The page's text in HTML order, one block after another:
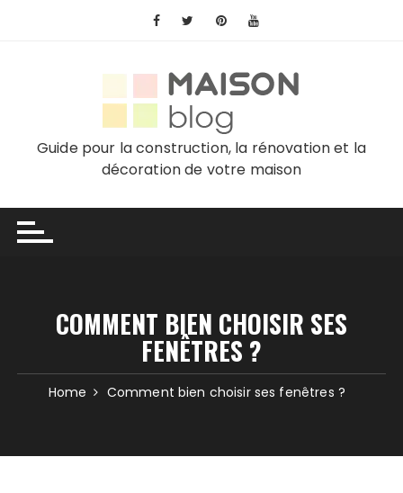
Guide pour la construction, la rénovation et la
décoration de votre maison
COMMENT BIEN CHOISIR SES
FENÊTRES ?
Home Comment bien choisir ses fenêtres ?